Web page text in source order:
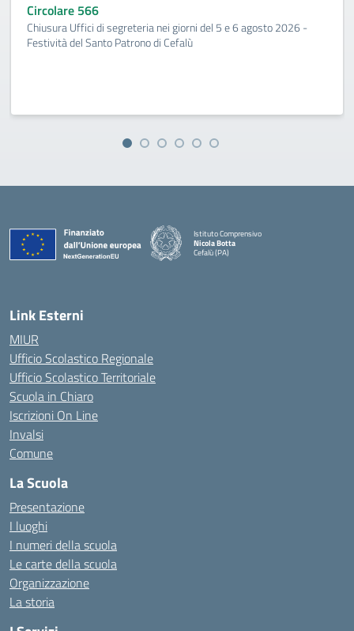
Circolare 566
Chiusura Uffici di segreteria nei giorni del 5 e 6 agosto 2026 -
Festività del Santo Patrono di Cefalù
Istituto Comprensivo
Nicola Botta
Cefalù (PA)
Link Esterni
MIUR
Ufficio Scolastico Regionale
Ufficio Scolastico Territoriale
Scuola in Chiaro
Iscrizioni On Line
Invalsi
Comune
La Scuola
Presentazione
I luoghi
I numeri della scuola
Le carte della scuola
Organizzazione
La storia